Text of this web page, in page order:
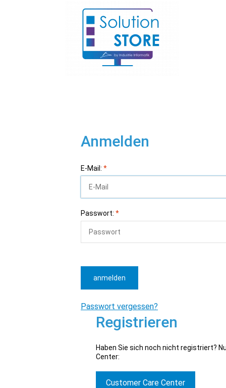
Anmelden
E-Mail: *
Passwort: *
Passwort vergessen?
anmelden
Registrieren
Haben Sie sich noch nicht registriert?
Center:
Customer Care Center